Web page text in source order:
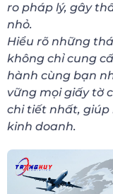
ro pháp lý, gây
nhỏ.
Hiểu rõ những
không chỉ cung
hành cùng bạn
vững mọi giấy tờ
chi tiết nhất,
kinh doanh.